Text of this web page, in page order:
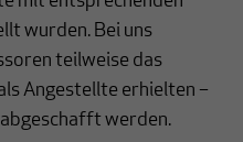
wurden. Bei uns
teilweise das
Angestellte erhielten –
werden.